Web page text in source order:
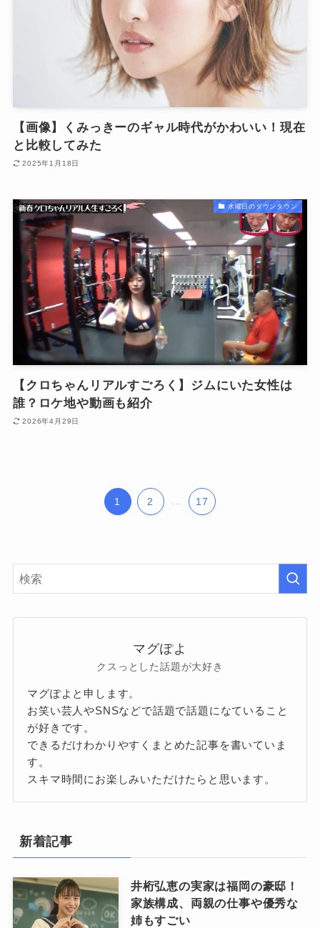
【画像】くみっきーのギャル時代がかわいい！現在
と比較してみた
2025年1月18日
水曜日のダウンタウン
【クロちゃんリアルすごろく】ジムにいた女性は
誰？ロケ地や動画も紹介
2026年4月29日
1 2 17
マグぽよ
クスっとした話題が大好き
マグぽよと申します。
お笑い芸人やSNSなどで話題で話題になていること
が好きです。
できるだけわかりやすくまとめた記事を書いていま
す。
スキマ時間にお楽しみいただけたらと思います。
新着記事
井桁弘恵の実家は福岡の豪邸！
家族構成、両親の仕事や優秀な
姉もすごい